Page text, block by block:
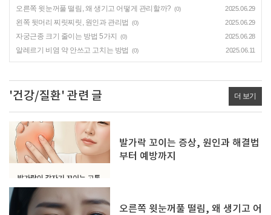
오른쪽 윗눈꺼풀 떨림, 왜 생기고 어떻게 관리할까? (0) 2025.06.29
왼쪽 뒷머리 찌릿찌릿, 원인과 관리법 (0) 2025.06.29
자궁근종 크기 줄이는 방법 5가지 (0) 2025.06.28
알레르기 비염 약 안쓰고 고치는 방법 (0) 2025.06.11
'건강/질환' 관련 글 더 보기
발가락 꼬이는 증상, 원인과 해결법
부터 예방까지
오른쪽 윗눈꺼풀 떨림, 왜 생기고 어